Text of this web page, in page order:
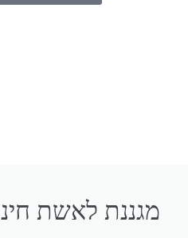
מגננת לאשת